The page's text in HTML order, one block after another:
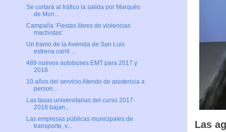
Las
Se cortará al tráfico la salida por Marqués
de Mon...
Campaña ‘Fiestas libres de violencias
machistas’
Un tramo de la Avenida de San Luis
estrena carril ...
489 nuevos autobuses EMT para 2017 y
2018
10 años del servicio Atendo de asistencia a
person...
Las tasas universitarias del curso 2017-
2018 bajan...
Las empresas públicas municipales de
transporte, v...